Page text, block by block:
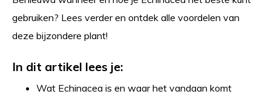
gebruiken? Lees verder en ontdek alle voordelen van
deze bijzondere plant!
In dit artikel lees je:
Wat Echinacea is en waar het vandaan komt